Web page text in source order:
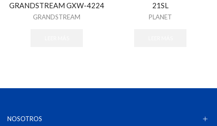
GRANDSTREAM GXW-4224
GRANDSTREAM
21SL
PLANET
NOSOTROS